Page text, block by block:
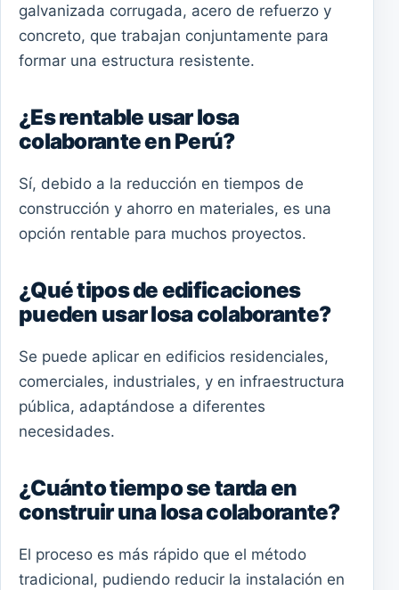
galvanizada corrugada, acero de refuerzo y
concreto, que trabajan conjuntamente para
formar una estructura resistente.
¿Es rentable usar losa
colaborante en Perú?
Sí, debido a la reducción en tiempos de
construcción y ahorro en materiales, es una
opción rentable para muchos proyectos.
¿Qué tipos de edificaciones
pueden usar losa colaborante?
Se puede aplicar en edificios residenciales,
comerciales, industriales, y en infraestructura
pública, adaptándose a diferentes
necesidades.
¿Cuánto tiempo se tarda en
construir una losa colaborante?
El proceso es más rápido que el método
tradicional, pudiendo reducir la instalación en